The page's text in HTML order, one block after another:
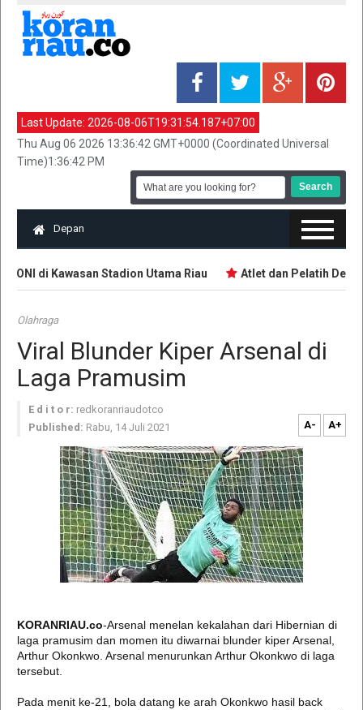
Last Update: 2026-08-06T19:31:54.187+07:00
Thu Aug 06 2026 13:36:42 GMT+0000 (Coordinated Universal
Time)1:36:42 PM
Depan
di Kawasan Stadion Utama Riau Atlet dan Pelatih Demo
Olahraga
Viral Blunder Kiper Arsenal di
Laga Pramusim
E d i t o r: redkoranriaudotco
Published: Rabu, 14 Juli 2021 A- A+
KORANRIAU.co-Arsenal menelan kekalahan dari Hibernian di
laga pramusim dan momen itu diwarnai blunder kiper Arsenal,
Arthur Okonkwo. Arsenal menurunkan Arthur Okonkwo di laga
tersebut.
Pada menit ke-21, bola datang ke arah Okonkwo hasil back